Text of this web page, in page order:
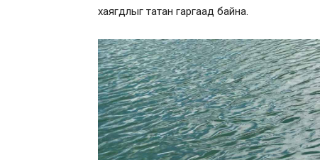
хаягдлыг татан гаргаад байна.